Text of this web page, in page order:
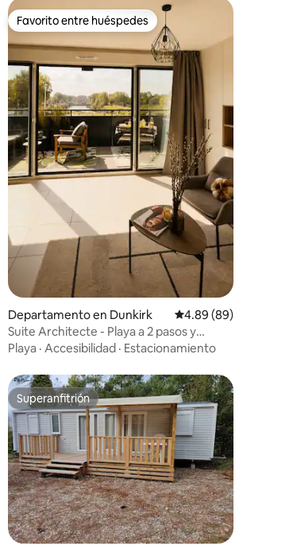
4.83 de 5; 174 evaluaciones
Favorito entre huéspedes
Favorito entre huéspedes
Departamento en Dunkirk Calificación
4.89 (89)
Suite Architecte - Playa a 2 pasos y
estacionamiento privado
Playa · Accesibilidad · Estacionamiento
4.86 de 5; 417 evaluaciones
Superanfitrión
Superanfitrión